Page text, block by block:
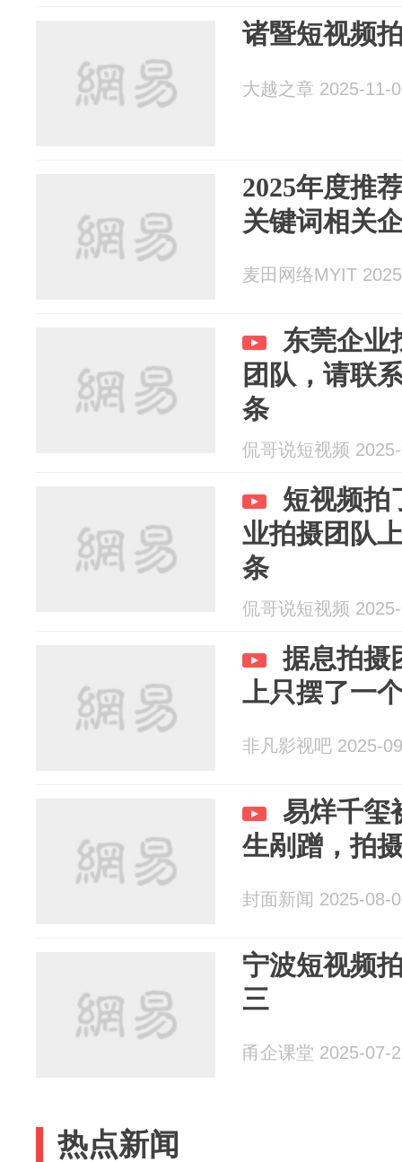
诸暨短视频
大越之章 2025-11-
2025年度推
关键词相关
麦田网络MYIT
东莞企业
团队，请联
条
侃哥说短视频
短视频拍
业拍摄团队
条
侃哥说短视频
据息拍摄
上只摆了一
非凡影视吧 2025-
易烊千玺
生剐蹭，拍
封面新闻 2025-08-
宁波短视频
三
甬企课堂 2025-07-
热点新闻